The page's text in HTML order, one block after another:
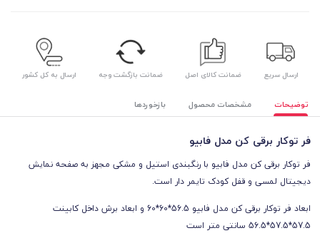
ارسال سریع ضمانت کالای اصل ضمانت بازگشت وجه ارسال به کل کشور
توضیحات مشخصات محصول بازخوردها
فر توکار برقی کن مدل فابیو
فر توکار برقی کن مدل فابیو با رنگبندی استیل و مشکی مجهز به صفحه نمایش
دیجیتال لمسی و قفل کودک تایمر دار است.
ابعاد فر توکار برقی کن مدل فابیو
56.5*60*60 و ابعاد برش داخل کابینت
57.5*57.5*56.5 سانتی متر است